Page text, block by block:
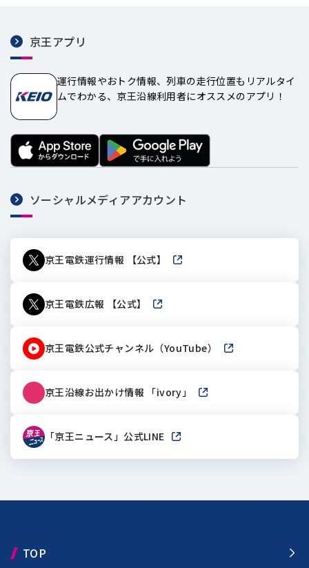
京王アプリ
運行情報やおトク情報、列車の走行位置もリアルタイ
ムでわかる、京王沿線利用者にオススメのアプリ！
ソーシャルメディアアカウント
京王電鉄運行情報 【公式】 新しいウィンドウで開きます
京王電鉄広報 【公式】 新しいウィンドウで開きます
京王電鉄公式チャンネル（YouTube） 新しいウィンドウ
京王沿線お出かけ情報 「ivory」 新しいウィンドウで開き
「京王ニュース」公式LINE 新しいウィンドウで開きます
TOP